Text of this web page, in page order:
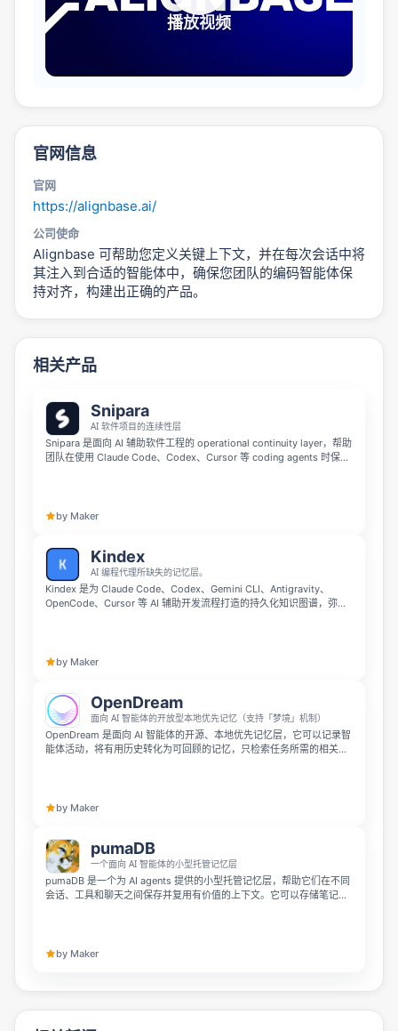
播放视频
官网信息
官网
https://alignbase.ai/
公司使命
Alignbase 可帮助您定义关键上下文，并在每次会话中将
其注入到合适的智能体中，确保您团队的编码智能体保
持对齐，构建出正确的产品。
相关产品
Snipara
AI 软件项目的连续性层
Snipara 是面向 AI 辅助软件工程的 operational continuity layer，帮助
团队在使用 Claude Code、Codex、Cursor 等 coding agents 时保留
by Maker
Kindex
AI 编程代理所缺失的记忆层。
Kindex 是为 Claude Code、Codex、Gemini CLI、Antigravity、
OpenCode、Cursor 等 AI 辅助开发流程打造的持久化知识图谱，弥补
by Maker
OpenDream
面向 AI 智能体的开放型本地优先记忆（支持「梦境」机制）
OpenDream 是面向 AI 智能体的开源、本地优先记忆层，它可以记录智
能体活动，将有用历史转化为可回顾的记忆，只检索任务所需的相关上
by Maker
pumaDB
一个面向 AI 智能体的小型托管记忆层
pumaDB 是一个为 AI agents 提供的小型托管记忆层，帮助它们在不同
会话、工具和聊天之间保存并复用有价值的上下文。它可以存储笔记、
by Maker